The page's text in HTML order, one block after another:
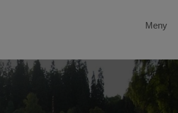
Meny